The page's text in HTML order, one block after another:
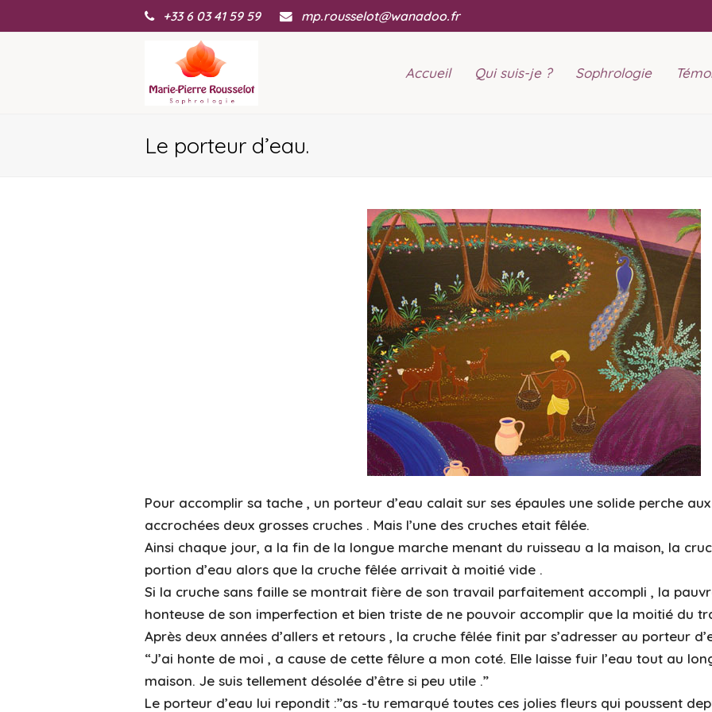
+33 6 03 41 59 59 mp.rousselot@wanadoo.fr
Accueil Qui suis-je ? Sophrologie
Le porteur d’eau.
Pour accomplir sa tache , un porteur d’eau calait sur ses épaules une solide perche
accrochées deux grosses cruches . Mais l’une des cruches etait fêlée.
Ainsi chaque jour, a la fin de la longue marche menant du ruisseau a la maison, la
portion d’eau alors que la cruche fêlée arrivait à moitié vide .
Si la cruche sans faille se montrait fière de son travail parfaitement accompli , la
honteuse de son imperfection et bien triste de ne pouvoir accomplir que la moitié du
Après deux années d’allers et retours , la cruche fêlée finit par s’adresser au porteur
“J’ai honte de moi , a cause de cette fêlure a mon coté. Elle laisse fuir l’eau tout au
maison. Je suis tellement désolée d’être si peu utile .”
Le porteur d’eau lui repondit :”as -tu remarqué toutes ces jolies fleurs qui poussent